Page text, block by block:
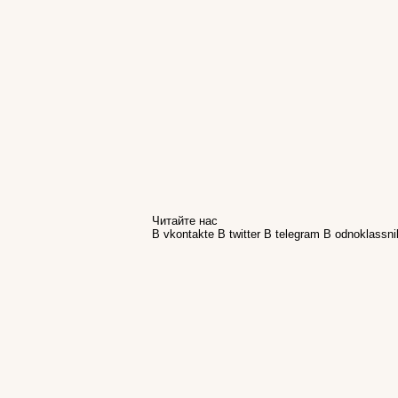
Читайте нас
В vkontakte В twitter В telegram В